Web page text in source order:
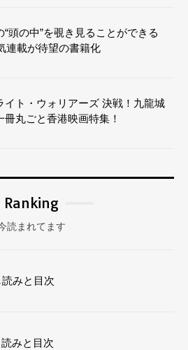
“頭の中”を覗き見ることができる
連載が待望の書籍化
イト・ウォリアーズ 決戦！九龍城
冊丸ごと香港映画特集！
Ranking
読まれてます
みと目次
みと目次